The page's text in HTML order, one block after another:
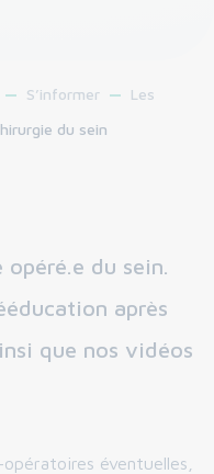
S’informer
Les
du sein
opéré.e du sein.
après
que nos vidéos
éventuelles,